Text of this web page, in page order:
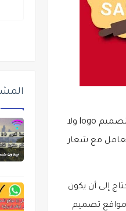
هل أنت من أشخاص الذين لديهم موقع، أو متجر، أو قناة على منصة اليوتيوب، ويحتاجون إلى تصميم logo ولا
مع شعار
إلى أن يكون
مواقع تصميم